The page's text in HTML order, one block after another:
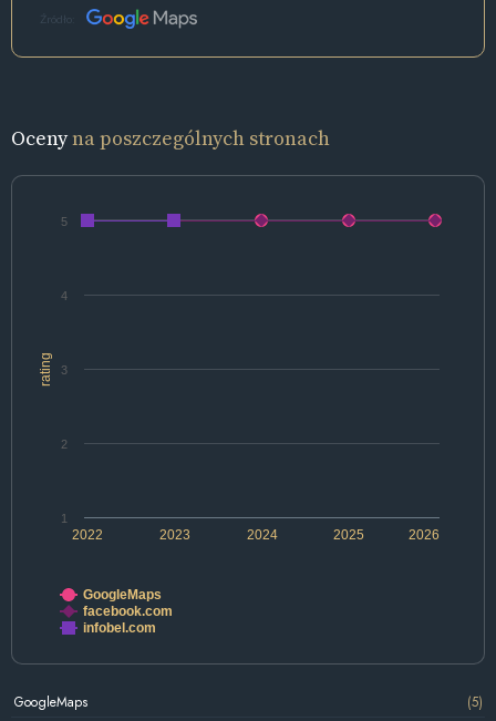
Źródło:
Ocenyna poszczególnych stronach
rating
2022 2024 2026
2023 2025
1
2
3
4
5
GoogleMaps
facebook.com
infobel.com
GoogleMaps (5)